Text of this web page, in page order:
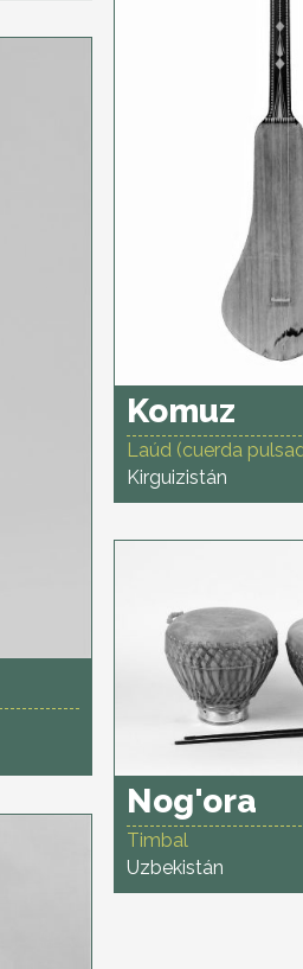
Komuz
Laúd (cuerda
Kirguizistán
Nog'ora
Timbal
Uzbekistán